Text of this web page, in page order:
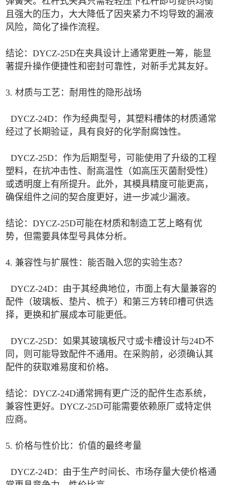
且强大的压力，大大降低了因夹紧力不均导致的漏液
风险，简化了操作流程。
结论：DYCZ-25D在夹具设计上通常更胜一筹，能显
著提升操作便捷性和密封可靠性，对新手尤其友好。
3. 材质与工艺：耐用性的隐形战场
DYCZ-24D：作为经典型号，其塑料槽体的材质通常
经过了长期验证，具有良好的化学耐腐蚀性。
DYCZ-25D：作为后期型号，可能使用了升级的工程
塑料，在抗冲击性、耐高温性（如高压灭菌耐受性）
或透明度上有所提升。此外，其模具精度可能更高，
确保组件之间的契合度更好，进一步减少漏液。
结论：DYCZ-25D可能在材质和制造工艺上略有优
势，但需要具体型号具体分析。
4. 兼容性与扩展性：能否融入您的实验生态？
DYCZ-24D：由于其经典地位，市面上有大量兼容的
配件（玻璃板、垫片、梳子）和第三方转印槽可供选
择，更换和扩展成本可能更低。
DYCZ-25D：如果其玻璃板尺寸或卡槽设计与24D不
同，则可能导致配件不通用。在采购前，必须确认其
配件的获取难易度和价格。
结论：DYCZ-24D通常拥有更广泛的配件生态系统，
兼容性更好。DYCZ-25D可能需要依赖原厂或特定供
应商。
5. 价格与性价比：价值的最终考量
DYCZ-24D：由于生产时间长、市场存量大使价格通